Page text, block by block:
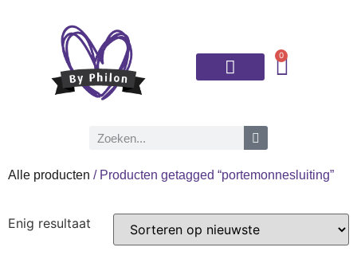
0
Alle producten / Producten getagged “portemonnesluiting”
Enig resultaat